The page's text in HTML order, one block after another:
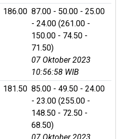
186.00 87.00 - 50.00 - 25.00
- 24.00 (261.00 -
150.00 - 74.50 -
71.50)
07 Oktober 2023
10:56:58 WIB
181.50 85.00 - 49.50 - 24.00
- 23.00 (255.00 -
148.50 - 72.50 -
68.50)
07 Oktober 2023